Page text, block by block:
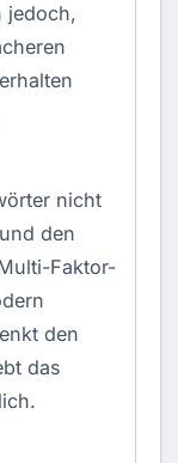
jedoch,
nicht
den
Faktor-
den
das